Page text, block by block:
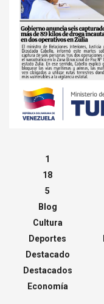
1
18
5
Blog
Cultura
Deportes
Destacado
Destacados
Economía